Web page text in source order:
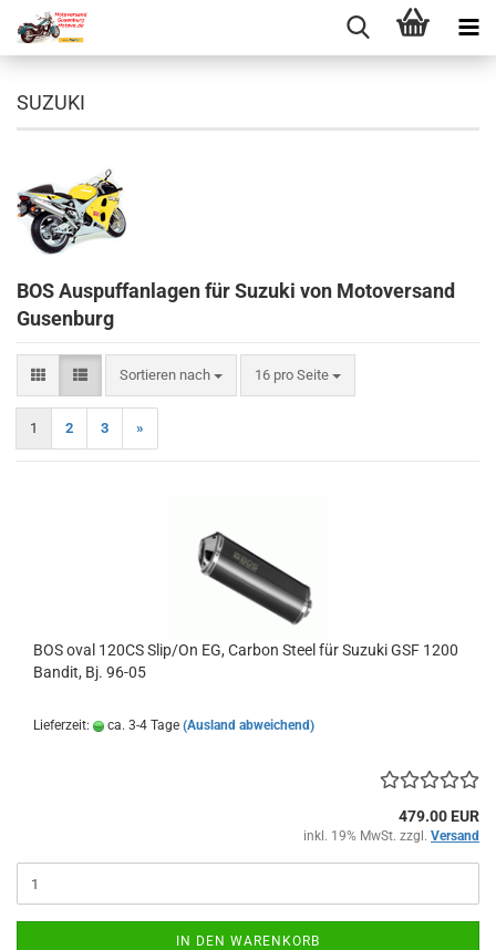
SUZUKI
BOS Auspuffanlagen für Suzuki von Motoversand
Gusenburg
Sortieren nach
Sortieren nach 16 pro Seite
pro Seite
1 2 3 »
BOS oval 120CS Slip/On EG, Carbon Steel für Suzuki GSF 1200
Bandit, Bj. 96-05
Lieferzeit: ca. 3-4 Tage (Ausland abweichend)
479.00 EUR
inkl. 19% MwSt. zzgl. Versand
IN DEN WARENKORB